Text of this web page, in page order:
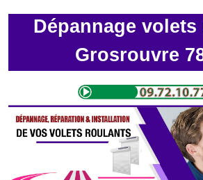
Dépannage
Grosrouvre